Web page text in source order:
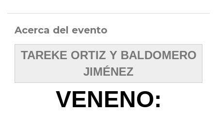
Acerca del evento
TAREKE ORTIZ Y BALDOMERO
JIMÉNEZ
VENENO: